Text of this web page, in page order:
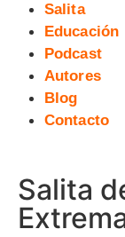
Salita
Educación
Podcast
Autores
Blog
Contacto
Salita